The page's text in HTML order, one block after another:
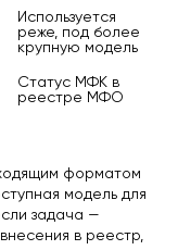
Используется
реже, под более
крупную модель
Статус МФК в
реестре МФО
форматом
модель для
задача —
в реестр,